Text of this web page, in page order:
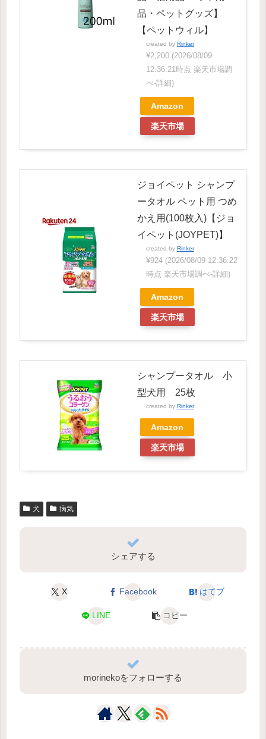
品・ペットグッズ】
【ペットウィル】
created by Rinker
¥2,200 (2026/08/09
12:36:21時点 楽天市場調
べ-詳細)
Amazon
楽天市場
ジョイペット シャンプ
ータオル ペット用 つめ
かえ用(100枚入)【ジョ
イペット(JOYPET)】
created by Rinker
¥924 (2026/08/09 12:36:22
時点 楽天市場調べ-詳細)
Amazon
楽天市場
シャンプータオル 小
型犬用 25枚
created by Rinker
Amazon
楽天市場
犬 病気
シェアする
X Facebook はてブ
LINE コピー
morinekoをフォローする